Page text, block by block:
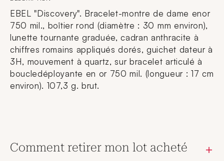
EBEL "Discovery". Bracelet-montre de dame enor
750 mil., boîtier rond (diamètre : 30 mm environ),
lunette tournante graduée, cadran anthracite à
chiffres romains appliqués dorés, guichet dateur à
3H, mouvement à quartz, sur bracelet articulé à
boucledéployante en or 750 mil. (longueur : 17 cm
environ). 107,3 g. brut.
Comment retirer mon lot acheté